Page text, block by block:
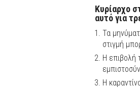
Κυρίαρχο
αυτό για
Τα
στιγμή
Η επιβολή
Η